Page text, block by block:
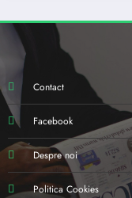
Contact
Facebook
Despre noi
Politica Cookies